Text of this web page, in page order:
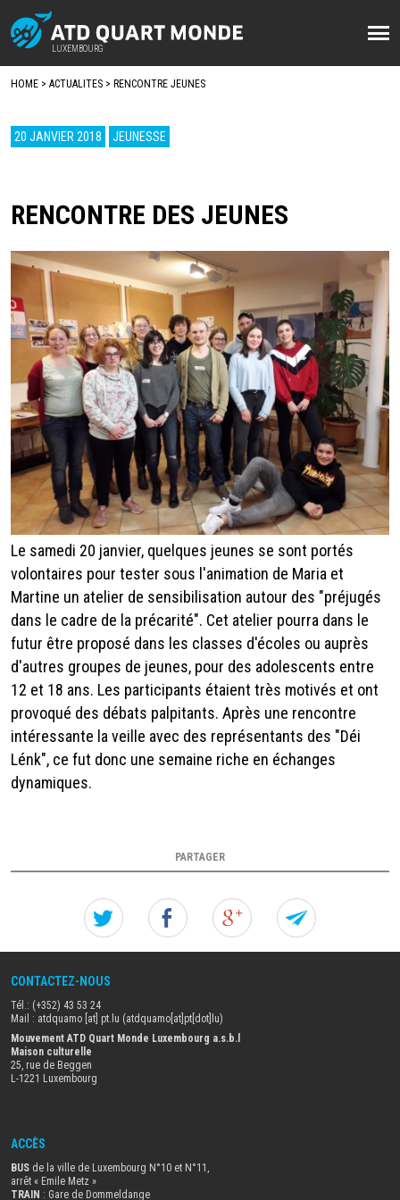
LUXEMBOURG
Aller
au
contenu
principal
LUXEMBOURG
D'ARIANE
HOME ACTUALITES RENCONTRE JEUNES
20 JANVIER 2018 JEUNESSE
RENCONTRE DES JEUNES
Le samedi 20 janvier, quelques jeunes se sont portés
volontaires pour tester sous l'animation de Maria et
Martine un atelier de sensibilisation autour des "préjugés
dans le cadre de la précarité". Cet atelier pourra dans le
futur être proposé dans les classes d'écoles ou auprès
d'autres groupes de jeunes, pour des adolescents entre
12 et 18 ans. Les participants étaient très motivés et ont
provoqué des débats palpitants. Après une rencontre
intéressante la veille avec des représentants des "Déi
Lénk", ce fut donc une semaine riche en échanges
dynamiques.
PARTAGER
TwitterFacebookGoogle+
this
CONTACTEZ-NOUS
Tél.: (+352) 43 53 24
Mail : atdquamo [at] pt. lu (atdquamo[at]pt[dot]lu)
Mouvement ATD Quart Monde Luxembourg a.s.b.l
Maison culturelle
25, rue de Beggen
L-1221 Luxembourg
ACCÈS
BUS de la ville de Luxembourg N°10 et N°11,
arrêt « Emile Metz »
TRAIN : Gare de Dommeldange